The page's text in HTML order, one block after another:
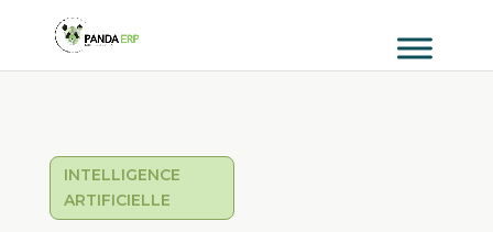
INTELLIGENCE
ARTIFICIELLE